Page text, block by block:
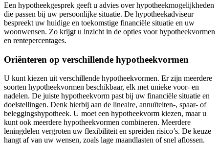
Een hypotheekgesprek geeft u advies over hypotheekmogelijkheden
die passen bij uw persoonlijke situatie. De hypotheekadviseur
bespreekt uw huidige en toekomstige financiële situatie en uw
woonwensen. Zo krijgt u inzicht in de opties voor hypotheekvormen
en rentepercentages.
Oriënteren op verschillende hypotheekvormen
U kunt kiezen uit verschillende hypotheekvormen. Er zijn meerdere
soorten hypotheekvormen beschikbaar, elk met unieke voor- en
nadelen. De juiste hypotheekvorm past bij uw financiële situatie en
doelstellingen. Denk hierbij aan de lineaire, annuïteiten-, spaar- of
beleggingshypotheek. U moet een hypotheekvorm kiezen, maar u
kunt ook meerdere hypotheekvormen combineren. Meerdere
leningdelen vergroten uw flexibiliteit en spreiden risico’s. De keuze
hangt af van uw wensen, zoals lage maandlasten of snel aflossen.